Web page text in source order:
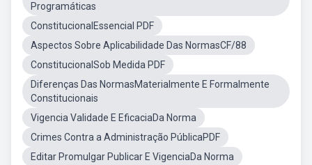
Programáticas
ConstitucionalEssencial PDF
Aspectos Sobre Aplicabilidade Das NormasCF/88
ConstitucionalSob Medida PDF
Diferenças Das NormasMaterialmente E Formalmente
Constitucionais
Vigencia Validade E EficaciaDa Norma
Crimes Contra a Administração PúblicaPDF
Editar Promulgar Publicar E VigenciaDa Norma